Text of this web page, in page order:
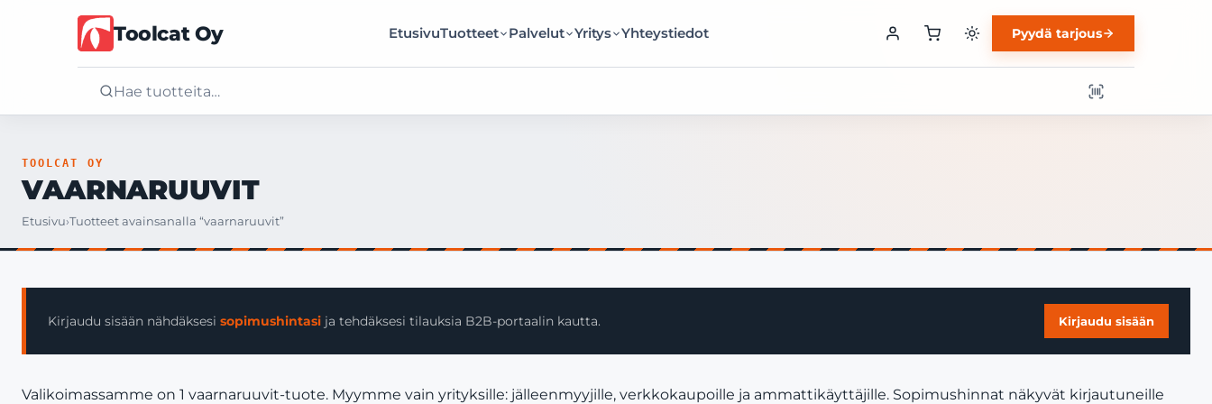
Toolcat Oy EtusivuTuotteet Palvelut Yritys Yhteystiedot Pyydä tarjous
Tuotteet
Yritys
TOOLCAT OY
VAARNARUUVIT
Etusivu›Tuotteet avainsanalla “vaarnaruuvit”
Kirjaudu sisään nähdäksesi sopimushintasi ja tehdäksesi tilauksia B2B-portaalin kautta. Kirjaudu sisään
Valikoimassamme on 1 vaarnaruuvit-tuote. Myymme vain yrityksille: jälleenmyyjille, verkkokaupoille ja ammattikäyttäjille. Sopimushinnat näkyvät kirjautuneille